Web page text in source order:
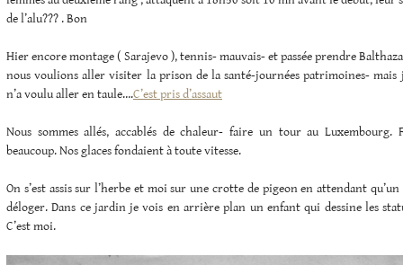
de l’alu??? . Bon
Hier encore montage ( Sarajevo ), tennis- mauvais- et passée prendre
nous voulions aller visiter la prison de la santé-journées patrimoines- mais
n’a voulu aller en taule….C’est pris d’assaut
Nous sommes allés, accablés de chaleur- faire un tour au Luxembourg.
beaucoup. Nos glaces fondaient à toute vitesse.
On s’est assis sur l’herbe et moi sur une crotte de pigeon en attendant
déloger. Dans ce jardin je vois en arrière plan un enfant qui dessine les
C’est moi.